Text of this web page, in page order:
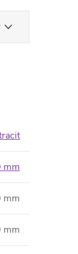
mm
mm
mm